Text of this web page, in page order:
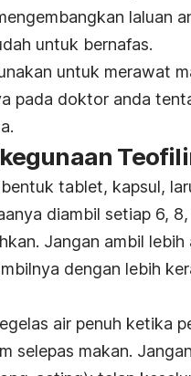
laluan
untuk bernafas.
untuk merawat
pada doktor anda
tablet, kapsul,
diambil setiap 6,
Jangan ambil
dengan lebih
air penuh ketika
selepas makan.